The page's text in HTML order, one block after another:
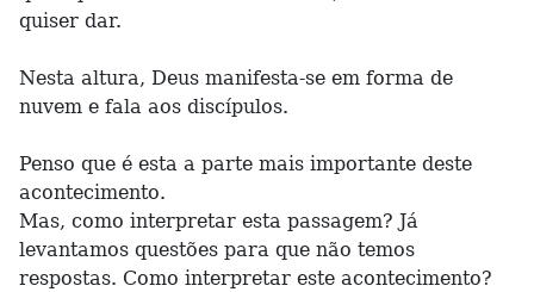
quiser dar.
Nesta altura, Deus manifesta-se em forma de
nuvem e fala aos discípulos.
Penso que é esta a parte mais importante deste
acontecimento.
Mas, como interpretar esta passagem? Já
levantamos questões para que não temos
respostas. Como interpretar este acontecimento?